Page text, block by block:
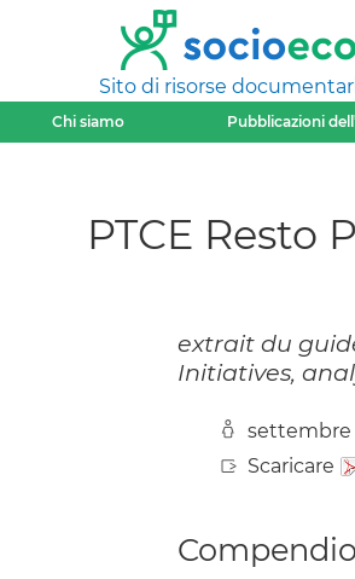
Sito di risorse
Chi siamo Pubblicazioni
PTCE Resto
extrait du
Initiatives,
settembre
Scaricare